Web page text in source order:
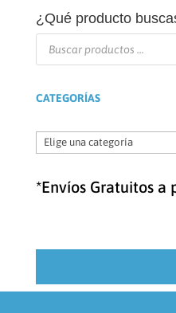
¿Qué producto
Búsqueda
CATEGORÍAS
Elige
una
*Envíos Gratuitos a